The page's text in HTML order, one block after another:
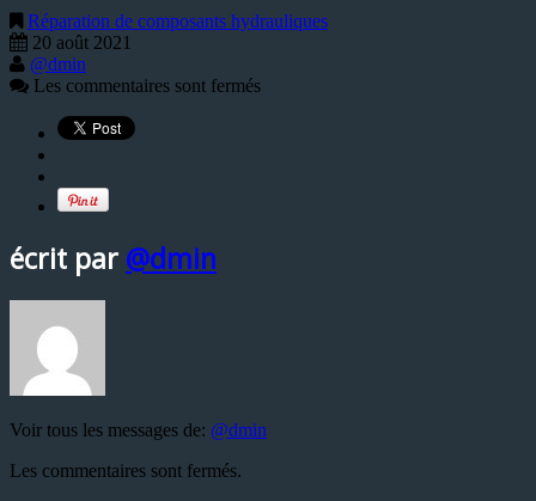
Réparation de composants hydrauliques
20 août 2021
@dmin
Les commentaires sont fermés
écrit par @dmin
Voir tous les messages de: @dmin
Les commentaires sont fermés.